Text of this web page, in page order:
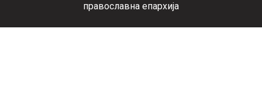
православна епархија